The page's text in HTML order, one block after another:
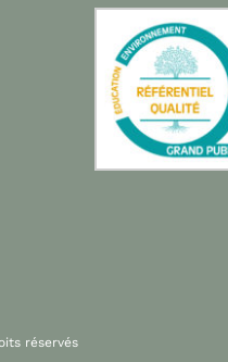
réservés